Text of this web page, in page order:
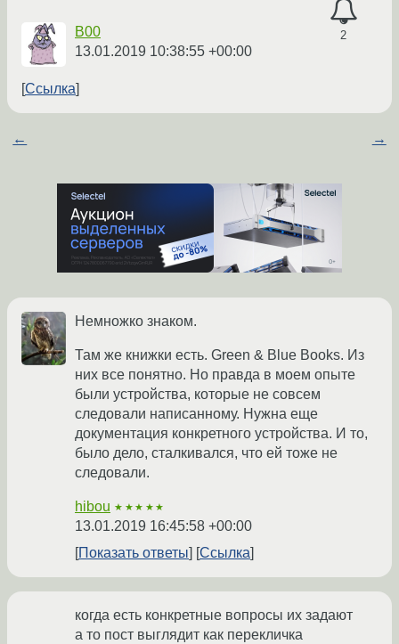
2
B00
13.01.2019 10:38:55 +00:00
Ссылка
← →
Немножко знаком.
Там же книжки есть. Green & Blue Books. Из
них все понятно. Но правда в моем опыте
были устройства, которые не совсем
следовали написанному. Нужна еще
документация конкретного устройства. И то,
было дело, сталкивался, что ей тоже не
следовали.
hibou ★★★★★
13.01.2019 16:45:58 +00:00
Показать ответы
Ссылка
когда есть конкретные вопросы их задают
а то пост выглядит как перекличка